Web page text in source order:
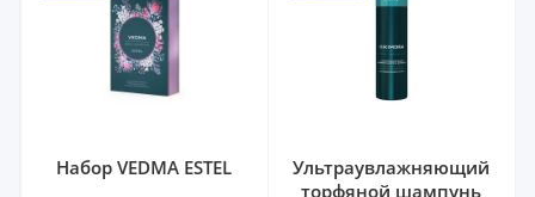
Набор VEDMA ESTEL
Ультраувлажняющий
торфяной шампунь